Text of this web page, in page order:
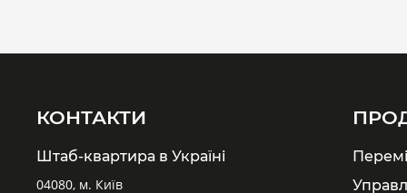
КОНТАКТИ
Штаб-квартира в Україні
04080, м. Київ